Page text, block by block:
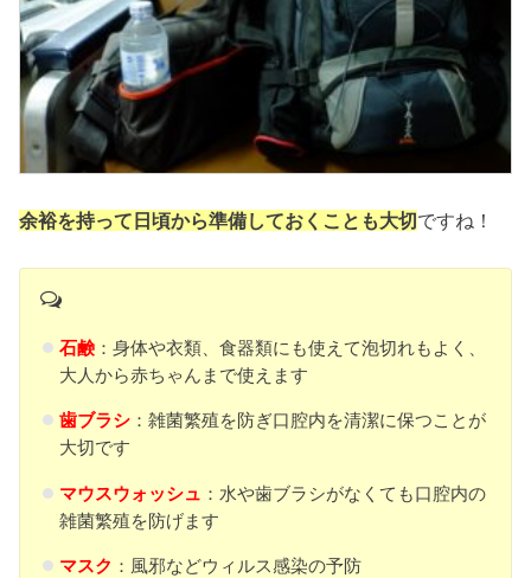
余裕を持って日頃から準備しておくことも大切ですね！
石鹸：身体や衣類、食器類にも使えて泡切れもよく、
大人から赤ちゃんまで使えます
歯ブラシ：雑菌繁殖を防ぎ口腔内を清潔に保つことが
大切です
マウスウォッシュ ：水や歯ブラシがなくても口腔内の
雑菌繁殖を防げます
マスク ：風邪などウィルス感染の予防